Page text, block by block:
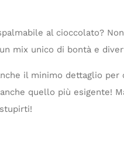
al cioccolato?
mix unico di bontà e
il minimo dettaglio per
quello più esigente!